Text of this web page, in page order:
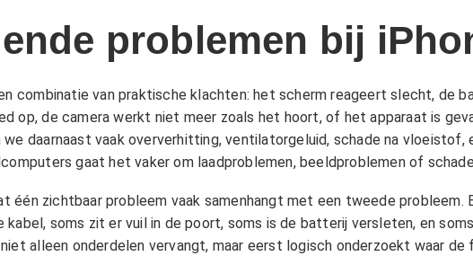
problemen bij
combinatie van praktische klachten: het scherm reageert slecht, de
op, de camera werkt niet meer zoals het hoort, of het apparaat is
we daarnaast vaak oververhitting, ventilatorgeluid, schade na
gaat het vaker om laadproblemen, beeldproblemen of
één zichtbaar probleem vaak samenhangt met een tweede
soms zit er vuil in de poort, soms is de batterij versleten, en
alleen onderdelen vervangt, maar eerst logisch onderzoekt waar